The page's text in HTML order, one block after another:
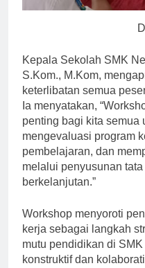
Kepala Sekolah SMK
S.Kom., M.Kom,
keterlibatan semua
Ia menyatakan,
penting bagi kita semua
mengevaluasi program
pembelajaran, dan
melalui penyusunan
berkelanjutan.”
Workshop menyoroti
kerja sebagai langkah
mutu pendidikan di
konstruktif dan